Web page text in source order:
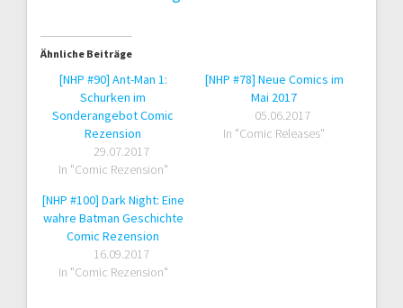
Ähnliche Beiträge
[NHP #90] Ant-Man 1:
Schurken im
Sonderangebot Comic
Rezension
29.07.2017
In "Comic Rezension"
[NHP #78] Neue Comics im
Mai 2017
05.06.2017
In "Comic Releases"
[NHP #100] Dark Night: Eine
wahre Batman Geschichte
Comic Rezension
16.09.2017
In "Comic Rezension"